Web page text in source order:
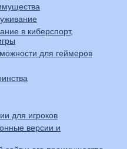
в киберспорт,
для геймеров
для игроков
версии и